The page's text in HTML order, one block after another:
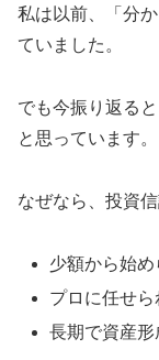
私は以前、「分
ていました。
でも今振り返る
と思っています。
なぜなら、投資
少額から始め
プロに任せら
長期で資産形